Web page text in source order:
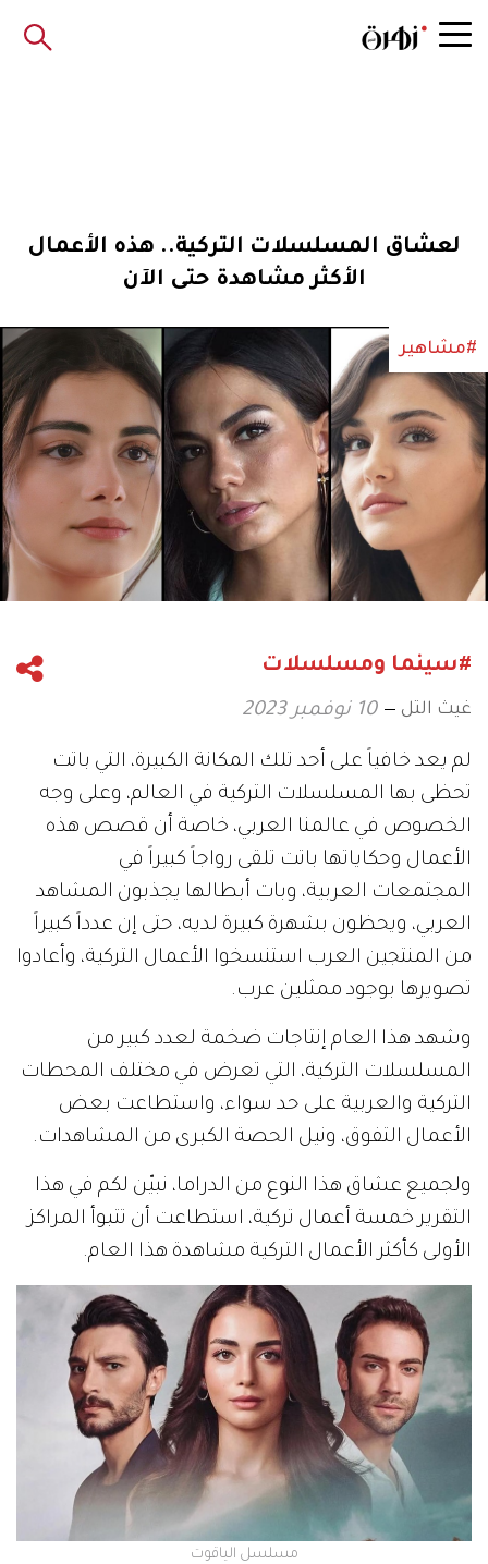
لعشاق المسلسلات التركية.. هذه الأعمال
الأكثر مشاهدة حتى الآن
#مشاهير
#سينما ومسلسلات
غيث التل 10 نوفمبر 2023
لم يعد خافياً على أحد تلك المكانة الكبيرة، التي باتت
تحظى بها المسلسلات التركية في العالم، وعلى وجه
الخصوص في عالمنا العربي، خاصة أن قصص هذه
الأعمال وحكاياتها باتت تلقى رواجاً كبيراً في
المجتمعات العربية، وبات أبطالها يجذبون المشاهد
العربي، ويحظون بشهرة كبيرة لديه، حتى إن عدداً كبيراً
من المنتجين العرب استنسخوا الأعمال التركية، وأعادوا
تصويرها بوجود ممثلين عرب.
وشهد هذا العام إنتاجات ضخمة لعدد كبير من
المسلسلات التركية، التي تعرض في مختلف المحطات
التركية والعربية على حد سواء، واستطاعت بعض
الأعمال التفوق، ونيل الحصة الكبرى من المشاهدات.
ولجميع عشاق هذا النوع من الدراما، نبيّن لكم في هذا
التقرير خمسة أعمال تركية، استطاعت أن تتبوأ المراكز
الأولى كأكثر الأعمال التركية مشاهدة هذا العام.
مسلسل الياقوت